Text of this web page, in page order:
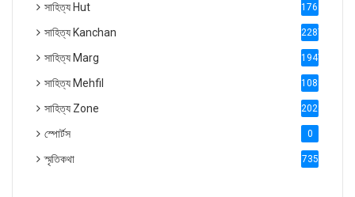
সাহিত্য Hut 1769
সাহিত্য Kanchan 2287
সাহিত্য Marg 1947
সাহিত্য Mehfil 1088
সাহিত্য Zone 2028
স্পোর্টস 0
স্মৃতিকথা 735